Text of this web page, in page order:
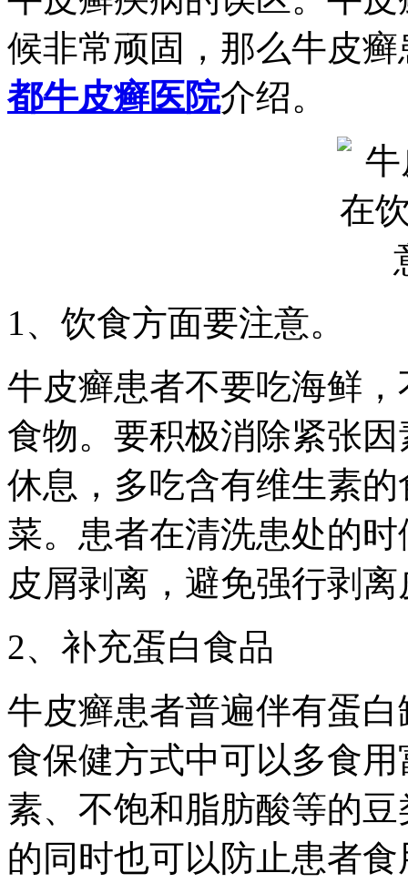
候非常顽固，那么牛皮
都牛皮癣医院介绍。
1、饮食方面要注意。
牛皮癣患者不要吃海鲜
食物。要积极消除紧张
休息，多吃含有维生素
菜。患者在清洗患处的
皮屑剥离，避免强行剥
2、补充蛋白食品
牛皮癣患者普遍伴有蛋
食保健方式中可以多食
素、不饱和脂肪酸等的
的同时也可以防止患者